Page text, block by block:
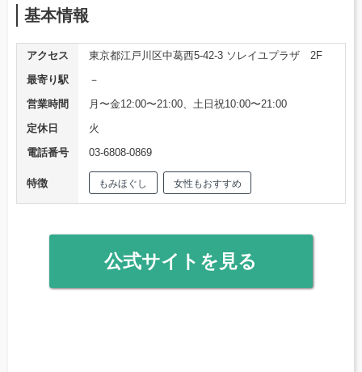
基本情報
アクセス
東京都江戸川区中葛西5-42-3 ソレイユプラザ 2F
最寄り駅
－
営業時間
月〜金12:00〜21:00、土日祝10:00〜21:00
定休日
火
電話番号
03-6808-0869
特徴 もみほぐし 女性もおすすめ
公式サイトを見る